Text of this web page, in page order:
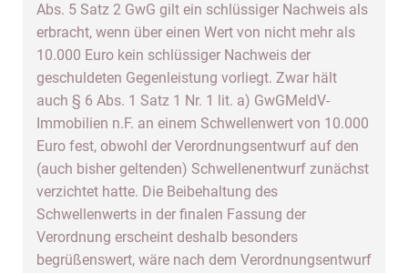
Abs. 5 Satz 2 GwG gilt ein schlüssiger Nachweis als
erbracht, wenn über einen Wert von nicht mehr als
10.000 Euro kein schlüssiger Nachweis der
geschuldeten Gegenleistung vorliegt. Zwar hält
auch § 6 Abs. 1 Satz 1 Nr. 1 lit. a) GwGMeldV-
Immobilien n.F. an einem Schwellenwert von 10.000
Euro fest, obwohl der Verordnungsentwurf auf den
(auch bisher geltenden) Schwellenentwurf zunächst
verzichtet hatte. Die Beibehaltung des
Schwellenwerts in der finalen Fassung der
Verordnung erscheint deshalb besonders
begrüßenswert, wäre nach dem Verordnungsentwurf